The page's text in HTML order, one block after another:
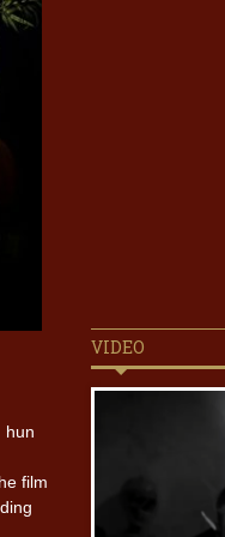
hun
film
VIDEO